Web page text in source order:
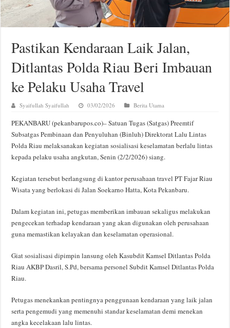
Pastikan Kendaraan Laik Jalan,
Ditlantas Polda Riau Beri Imbauan
ke Pelaku Usaha Travel
Syaifullah Syaifullah 03/02/2026 Berita Utama
PEKANBARU (pekanbarupos.co)– Satuan Tugas (Satgas) Preemtif
Subsatgas Pembinaan dan Penyuluhan (Binluh) Direktorat Lalu Lintas
Polda Riau melaksanakan kegiatan sosialisasi keselamatan berlalu lintas
kepada pelaku usaha angkutan, Senin (2/2/2026) siang.
Kegiatan tersebut berlangsung di kantor perusahaan travel PT Fajar Riau
Wisata yang berlokasi di Jalan Soekarno Hatta, Kota Pekanbaru.
Dalam kegiatan ini, petugas memberikan imbauan sekaligus melakukan
pengecekan terhadap kendaraan yang akan digunakan oleh perusahaan
guna memastikan kelayakan dan keselamatan operasional.
Giat sosialisasi dipimpin lansung oleh Kasubdit Kamsel Ditlantas Polda
Riau AKBP Dasril, S.Pd, bersama personel Subdit Kamsel Ditlantas Polda
Riau.
Petugas menekankan pentingnya penggunaan kendaraan yang laik jalan
serta pengemudi yang memenuhi standar keselamatan demi menekan
angka kecelakaan lalu lintas.